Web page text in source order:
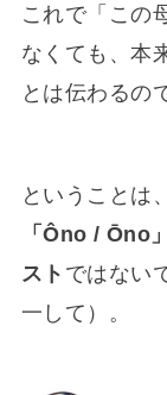
これで「この
なくても、本
とは伝わるの
ということは
「Ôno / Ōno
スト ではない
一して）。